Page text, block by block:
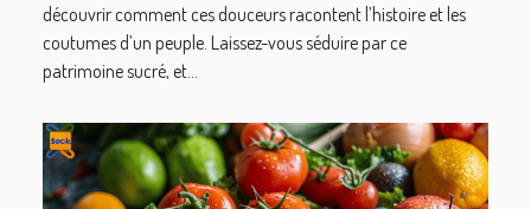
découvrir comment ces douceurs racontent l’histoire et les
coutumes d’un peuple. Laissez-vous séduire par ce
patrimoine sucré, et...